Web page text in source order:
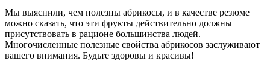
Мы выяснили, чем полезны абрикосы, и в качестве резюме
можно сказать, что эти фрукты действительно должны
присутствовать в рационе большинства людей.
Многочисленные полезные свойства абрикосов заслуживают
вашего внимания. Будьте здоровы и красивы!